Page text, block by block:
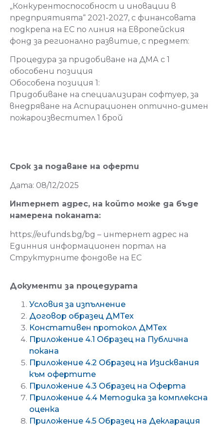
„Конкурентоспособност и иновации в
предприятията“ 2021-2027, с финансовата
подкрепа на ЕС по линия на Европейския
фонд за регионално развитие, с предмет:
Процедура за придобиване на ДМА с 1
обособени позиция
Обособена позиция 1:
Придобиване на специализиран софтуер, за
внедряване на Аспирационен оптично-димен
пожароизвестител 1 брой
Срок за подаване на оферти
Дата: 08/12/2025
Интернет адрес, на който може да бъде
намерена поканата:
https://eufunds.bg/bg – интернет адрес на
Единния информационен портал на
Структурните фондове на ЕС
Документи за процедурата
Условия за изпълнение
Договор образец ДМТех
Констативен протокол ДМТех
Приложение 4.1 Образец на Публична
покана
Приложение 4.2 Образец на Изисквания
към офертите
Приложение 4.3 Образец на Oферта
Приложение 4.4 Методика за комплексна
оценка
Приложение 4.5 Образец на Декларация